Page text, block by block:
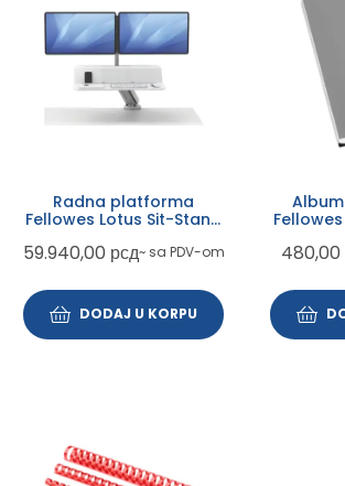
Radna platforma
Fellowes Lotus Sit-Stand
59.940,00 рсд~ sa PDV-om
DODAJ U KORPU
480,00